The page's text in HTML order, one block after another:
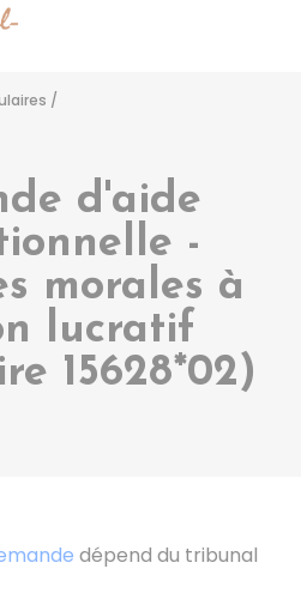
/
d'aide
-
morales à
lucratif
15628*02)
dépend du tribunal